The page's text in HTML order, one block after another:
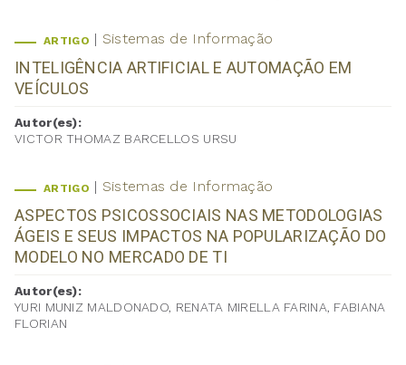
ARTIGO Sistemas de Informação
INTELIGÊNCIA ARTIFICIAL E AUTOMAÇÃO EM
VEÍCULOS
Autor(es):
VICTOR THOMAZ BARCELLOS URSU
ARTIGO Sistemas de Informação
ASPECTOS PSICOSSOCIAIS NAS METODOLOGIAS
ÁGEIS E SEUS IMPACTOS NA POPULARIZAÇÃO DO
MODELO NO MERCADO DE TI
Autor(es):
YURI MUNIZ MALDONADO, RENATA MIRELLA FARINA, FABIANA
FLORIAN